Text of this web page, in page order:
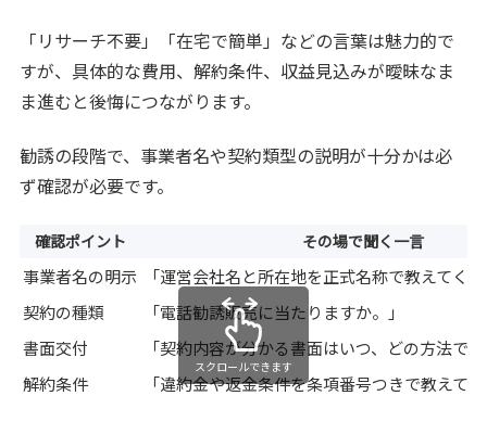
「リサーチ不要」「在宅で簡単」などの言葉は魅力的で
すが、具体的な費用、解約条件、収益見込みが曖昧なま
ま進むと後悔につながります。
勧誘の段階で、事業者名や契約類型の説明が十分かは必
ず確認が必要です。
確認ポイント その場で聞く一言
事業者名の明示
「運営会社名と所在地を正式名称で教えてく
契約の種類
「電話勧誘販売に当たりますか。」
書面交付
「契約内容が分かる書面はいつ、どの方法で
解約条件
「違約金や返金条件を条項番号つきで教えて
スクロールできます